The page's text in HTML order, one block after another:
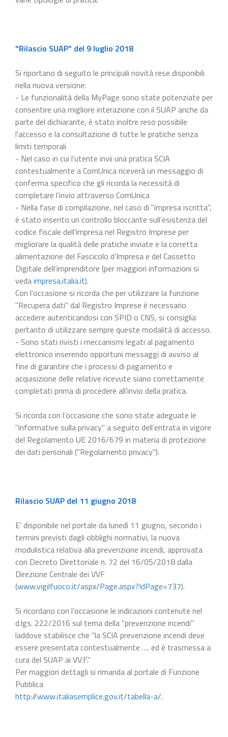
"Rilascio SUAP" del 9 luglio 2018
Si riportano di seguito le principali novità rese disponibili
nella nuova versione:
- Le funzionalità della MyPage sono state potenziate per
consentire una migliore interazione con il SUAP anche da
parte del dichiarante, è stato inoltre reso possibile
l'accesso e la consultazione di tutte le pratiche senza
limiti temporali
- Nel caso in cui l’utente invii una pratica SCIA
contestualmente a ComUnica riceverà un messaggio di
conferma specifico che gli ricorda la necessità di
completare l’invio attraverso ComUnica
- Nella fase di compilazione, nel caso di "impresa iscritta",
è stato inserito un controllo bloccante sull’esistenza del
codice fiscale dell’impresa nel Registro Imprese per
migliorare la qualità delle pratiche inviate e la corretta
alimentazione del Fascicolo d’Impresa e del Cassetto
Digitale dell’imprenditore (per maggiori informazioni si
vedaimpresa.italia.it).
Con l’occasione si ricorda che per utilizzare la funzione
"Recupera dati" dal Registro Imprese è necessario
accedere autenticandosi con SPID o CNS, si consiglia
pertanto di utilizzare sempre queste modalità di accesso.
- Sono stati rivisti i meccanismi legati al pagamento
elettronico inserendo opportuni messaggi di avviso al
fine di garantire che i processi di pagamento e
acquisizione delle relative ricevute siano correttamente
completati prima di procedere all’invio della pratica.
Si ricorda con l’occasione che sono state adeguate le
"informative sulla privacy" a seguito dell’entrata in vigore
del Regolamento UE 2016/679 in materia di protezione
dei dati personali ("Regolamento privacy").
Rilascio SUAP del 11 giugno 2018
E’ disponibile nel portale da lunedì 11 giugno, secondo i
termini previsti dagli obblighi normativi, la nuova
modulistica relativa alla prevenzione incendi, approvata
con Decreto Direttoriale n. 72 del 16/05/2018 dalla
Direzione Centrale dei VVF
(www.vigilfuoco.it/aspx/Page.aspx?IdPage=737).
Si ricordano con l’occasione le indicazioni contenute nel
d.lgs. 222/2016 sul tema della "prevenzione incendi"
laddove stabilisce che "la SCIA prevenzione incendi deve
essere presentata contestualmente …. ed è trasmessa a
cura del SUAP ai VV.F."
Per maggiori dettagli si rimanda al portale di Funzione
Pubblica
http://www.italiasemplice.gov.it/tabella-a/.